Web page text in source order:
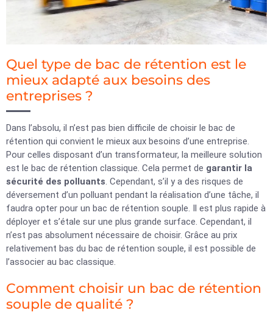
Quel type de bac de rétention est le
mieux adapté aux besoins des
entreprises ?
Dans l’absolu, il n’est pas bien difficile de choisir le bac de
rétention qui convient le mieux aux besoins d’une entreprise.
Pour celles disposant d’un transformateur, la meilleure solution
est le bac de rétention classique. Cela permet de garantir la
sécurité des polluants. Cependant, s’il y a des risques de
déversement d’un polluant pendant la réalisation d’une tâche, il
faudra opter pour un bac de rétention souple. Il est plus rapide à
déployer et s’étale sur une plus grande surface. Cependant, il
n’est pas absolument nécessaire de choisir. Grâce au prix
relativement bas du bac de rétention souple, il est possible de
l’associer au bac classique.
Comment choisir un bac de rétention
souple de qualité ?